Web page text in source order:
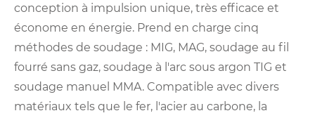
conception à impulsion unique, très efficace et
économe en énergie. Prend en charge cinq
méthodes de soudage : MIG, MAG, soudage au fil
fourré sans gaz, soudage à l'arc sous argon TIG et
soudage manuel MMA. Compatible avec divers
matériaux tels que le fer, l'acier au carbone, la